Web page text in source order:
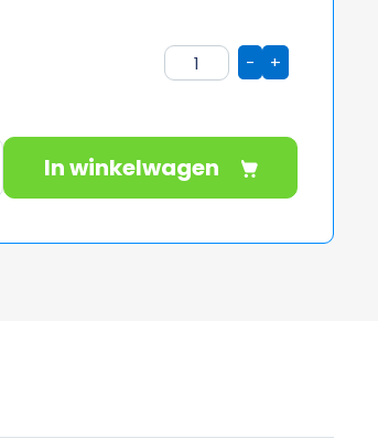
+
-
In winkelwagen